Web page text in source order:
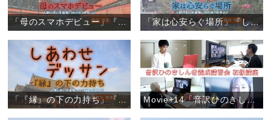
「母のスマホデビュー」『しあわせデッサン』（3） 「家は心安らぐ場所」『しあわせデッサン』（2）
Movie+14「音訳ひのきしん者養成講習会 初級講座（オンライン）」